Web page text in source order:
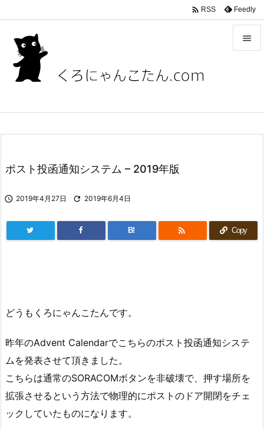

前へ
 RSS Feedly
ポスト投函通知システム – 2019年版
 2019年4月27日  2019年6月4日
B!  Copy
どうもくろにゃんこたんです。
昨年のAdvent Calendarでこちらのポスト投函通知システ
ムを発表させて頂きました。
こちらは通常のSORACOMボタンを非破壊で、押す場所を
拡張させるという方法で物理的にポストのドア開閉をチェ
ックしていたものになります。